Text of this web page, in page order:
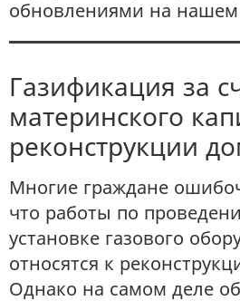
обновлениями на нашем
Газификация за
материнского
реконструкции
Многие граждане
что работы по
установке газового
относятся к
Однако на самом деле